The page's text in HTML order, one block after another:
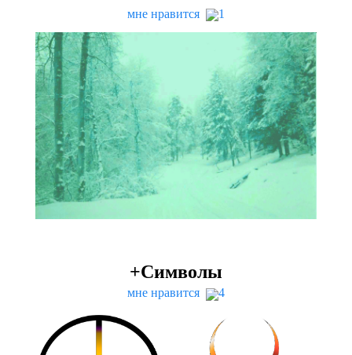
мне нравится 1
+Символы
мне нравится 4